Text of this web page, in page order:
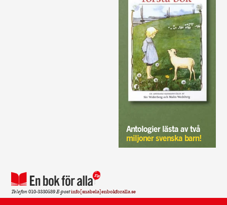
Antologier lästa av två
miljoner svenska barn!
Telefon010-3330589E-postinfo[snabela]enbokforalla.se